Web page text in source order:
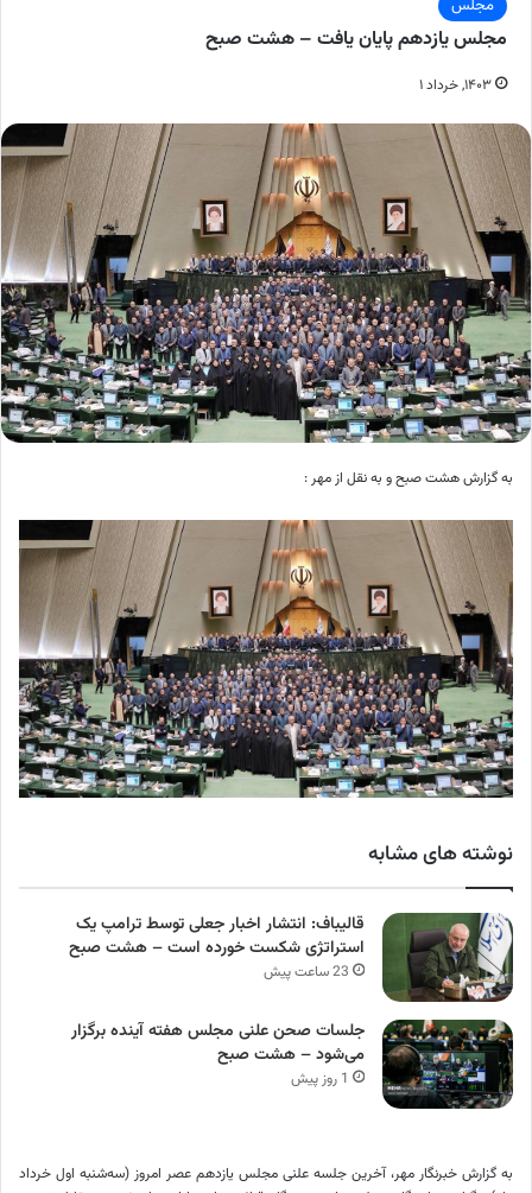
مجلس
مجلس یازدهم پایان یافت – هشت صبح
۱۴۰۳, خرداد ۱
به گزارش هشت صبح و به نقل از مهر :
نوشته های مشابه
قالیباف: انتشار اخبار جعلی توسط ترامپ یک
استراتژی شکست خورده است – هشت صبح
23 ساعت پیش
جلسات صحن علنی مجلس هفته آینده برگزار
می‌شود – هشت صبح
1 روز پیش
به گزارش خبرنگار مهر، آخرین جلسه علنی مجلس یازدهم عصر امروز (سه‌شنبه اول خرداد